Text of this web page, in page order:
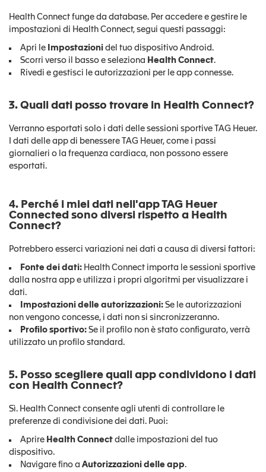
Health Connect funge da database. Per accedere e gestire le
impostazioni di Health Connect, segui questi passaggi:
Apri le Impostazioni del tuo dispositivo Android.
Scorri verso il basso e seleziona Health Connect.
Rivedi e gestisci le autorizzazioni per le app connesse.
3. Quali dati posso trovare in Health Connect?
Verranno esportati solo i dati delle sessioni sportive TAG Heuer.
I dati delle app di benessere TAG Heuer, come i passi
giornalieri o la frequenza cardiaca, non possono essere
esportati.
4. Perché i miei dati nell'app TAG Heuer
Connected sono diversi rispetto a Health
Connect?
Potrebbero esserci variazioni nei dati a causa di diversi fattori:
Fonte dei dati: Health Connect importa le sessioni sportive
dalla nostra app e utilizza i propri algoritmi per visualizzare i
dati.
Impostazioni delle autorizzazioni: Se le autorizzazioni
non vengono concesse, i dati non si sincronizzeranno.
Profilo sportivo: Se il profilo non è stato configurato, verrà
utilizzato un profilo standard.
5. Posso scegliere quali app condividono i dati
con Health Connect?
Sì. Health Connect consente agli utenti di controllare le
preferenze di condivisione dei dati. Puoi:
Aprire Health Connect dalle impostazioni del tuo
dispositivo.
Navigare fino a Autorizzazioni delle app.